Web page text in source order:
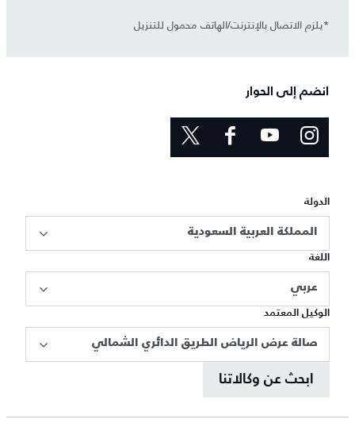
*يلزم الاتصال بالإنترنت/الهاتف محمول للتنزيل
انضم إلى الحوار
الدولة
المملكة العربية السعودية
اللغة
عربي
الوكيل المعتمد
صالة عرض الرياض الطريق الدائري الشمالي
ابحث عن وكالاتنا